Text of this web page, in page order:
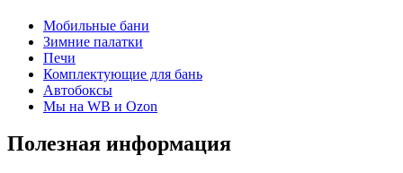
Мобильные бани
Зимние палатки
Печи
Комплектующие для бань
Автобоксы
Мы на WB и Ozon
Полезная информация